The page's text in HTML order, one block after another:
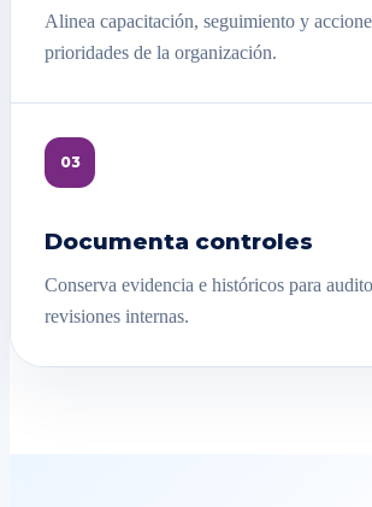
Alinea capacitación, seguimiento y
prioridades de la organización.
03
Documenta controles
Conserva evidencia e históricos para
revisiones internas.